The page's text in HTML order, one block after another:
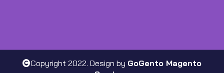
Copyright 2022. Design by GoGento Magento